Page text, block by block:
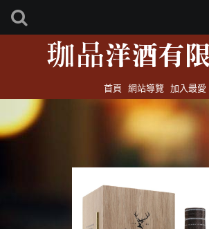
首頁 網站導覽 加入最愛
高登麥克菲爾 Gordon & Macphail